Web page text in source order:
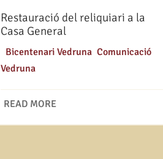
Restauració del reliquiari a la
Casa General
Bicentenari Vedruna, Comunicació
Vedruna
READ MORE